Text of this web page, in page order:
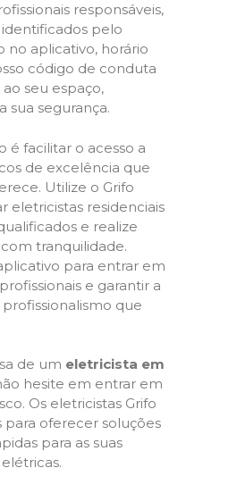
responsáveis,
pelo
no aplicativo, horário
código de conduta
seu espaço,
sua segurança.
é facilitar o acesso a
de excelência que
Utilize o Grifo
eletricistas residenciais
e realize
tranquilidade.
para entrar em
e garantir a
que
de um eletricista em
hesite em entrar em
Os eletricistas Grifo
para oferecer soluções
para as suas